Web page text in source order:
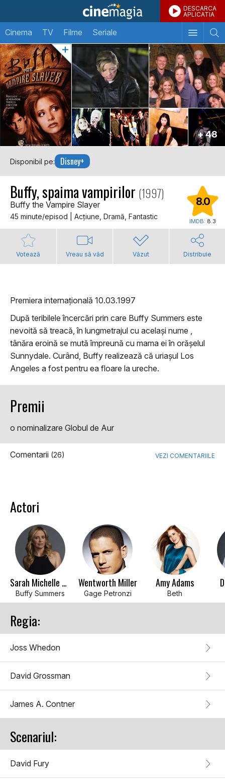
DESCARCA
APLICATIA
Cinema TV Filme Seriale
+ 48
Disponibil pe: Disney+
Buffy, spaima vampirilor (1997)
Buffy the Vampire Slayer
45 minute/episod | Acţiune, Dramă, Fantastic
8.0
IMDB: 8.3
Votează Vreau să văd Văzut Distribuie
Premiera internațională 10.03.1997
După teribilele încercări prin care Buffy Summers este
nevoită să treacă, în lungmetrajul cu același nume ,
tânăra eroină se mută împreună cu mama ei în orășelul
Sunnydale. Curând, Buffy realizează că uriașul Los
Angeles a fost pentru ea floare la ureche.
Premii
o nominalizare Globul de Aur
Comentarii (26) VEZI COMENTARIILE
Actori
Sarah Michelle Gellar
Buffy Summers
Wentworth Miller
Gage Petronzi
Amy Adams
Beth
Regia:
Joss Whedon
David Grossman
James A. Contner
Scenariul:
David Fury